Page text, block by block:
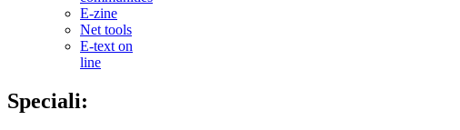
E-zine
Net tools
E-text on
line
Speciali: